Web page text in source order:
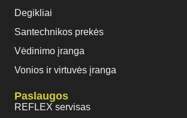
Degikliai
Santechnikos prekės
Vėdinimo įranga
Vonios ir virtuvės įranga
Paslaugos
REFLEX servisas